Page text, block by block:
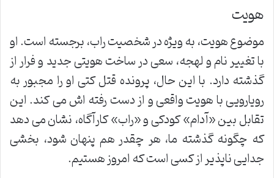
هویت
موضوع هویت، به ویژه در شخصیت راب، برجسته است. او
با تغییر نام و لهجه، سعی در ساخت هویتی جدید و فرار از
گذشته دارد. با این حال، پرونده قتل کتی او را مجبور به
رویارویی با هویت واقعی و از دست رفته اش می کند. این
تقابل بین «آدام» کودکی و «راب» کارآگاه، نشان می دهد
که چگونه گذشته ما، هر چقدر هم پنهان شود، بخشی
جدایی ناپذیر از کسی است که امروز هستیم.